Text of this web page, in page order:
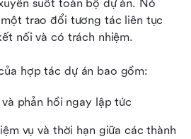
suốt toàn bộ dự án. Nó
trao đổi tương tác liên tục
nối và có trách nhiệm.
hợp tác dự án bao gồm:
phản hồi ngay lập tức
vụ và thời hạn giữa các thành